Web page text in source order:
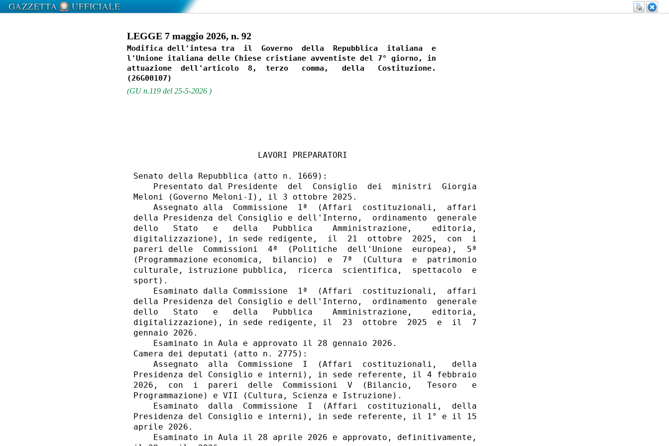
LEGGE 7 maggio 2026, n. 92
Modifica dell'intesa tra  il  Governo  della  Repubblica  italiana  e
l'Unione italiana delle Chiese cristiane avventiste del 7° giorno, in
attuazione  dell'articolo  8,  terzo   comma,   della   Costituzione.
(GU n.119 del 25-5-2026 )
                         LAVORI PREPARATORI
Senato della Repubblica (atto n. 1669):
    Presentato dal Presidente  del  Consiglio  dei  ministri  Giorgia
Meloni (Governo Meloni-I), il 3 ottobre 2025.
    Assegnato alla  Commissione  1ª  (Affari  costituzionali,  affari
della Presidenza del Consiglio e dell'Interno,  ordinamento  generale
dello   Stato   e   della   Pubblica    Amministrazione,    editoria,
digitalizzazione), in sede redigente,  il  21  ottobre  2025,  con  i
pareri delle  Commissioni  4ª  (Politiche  dell'Unione  europea),  5ª
(Programmazione economica,  bilancio)  e  7ª  (Cultura  e  patrimonio
culturale, istruzione pubblica,  ricerca  scientifica,  spettacolo  e
sport).
    Esaminato dalla Commissione  1ª  (Affari  costituzionali,  affari
della Presidenza del Consiglio e dell'Interno,  ordinamento  generale
dello   Stato   e   della   Pubblica    Amministrazione,    editoria,
digitalizzazione), in sede redigente, il  23  ottobre  2025  e  il  7
gennaio 2026.
    Esaminato in Aula e approvato il 28 gennaio 2026.
Camera dei deputati (atto n. 2775):
    Assegnato  alla  Commissione  I  (Affari  costituzionali,   della
Presidenza del Consiglio e interni), in sede referente, il 4 febbraio
2026,  con  i  pareri  delle  Commissioni  V  (Bilancio,   Tesoro   e
Programmazione) e VII (Cultura, Scienza e Istruzione).
    Esaminato  dalla  Commissione  I  (Affari  costituzionali,  della
Presidenza del Consiglio e interni), in sede referente, il 1° e il 15
aprile 2026.
    Esaminato in Aula il 28 aprile 2026 e approvato, definitivamente,